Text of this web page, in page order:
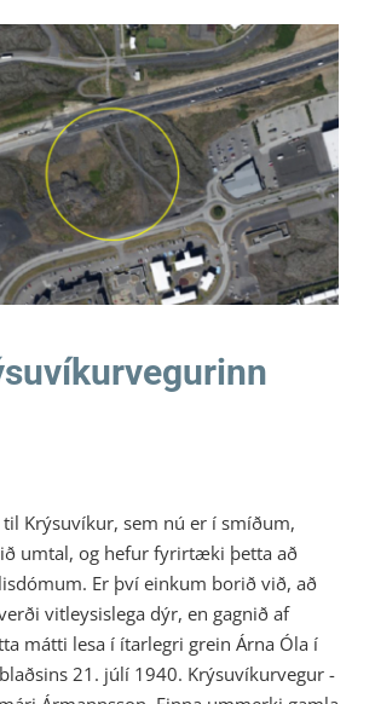
– Krýsuvíkurvegurinn gamli
Litli Ratleikur 2021
Krýsuvíkur, sem nú er í smíðum,
umtal, og hefur fyrirtæki þetta að
Er því einkum borið við, að
vitleysislega dýr, en gagnið af
mátti lesa í ítarlegri grein Árna Óla í
21. júlí 1940. Krýsuvíkurvegur -